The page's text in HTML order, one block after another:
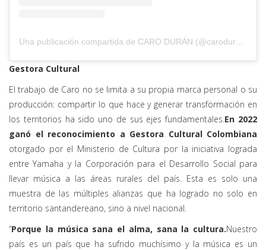
Gestora Cultural
El trabajo de Caro no se limita a su propia marca personal o su
producción: compartir lo que hace y generar transformación en
los territorios ha sido uno de sus ejes fundamentales.En 2022
ganó el reconocimiento a Gestora Cultural Colombiana
otorgado por el Ministerio de Cultura por la iniciativa lograda
entre Yamaha y la Corporación para el Desarrollo Social para
llevar música a las áreas rurales del país. Esta es solo una
muestra de las múltiples alianzas que ha logrado no solo en
territorio santandereano, sino a nivel nacional.
“Porque la música sana el alma, sana la cultura.Nuestro
país es un país que ha sufrido muchísimo y la música es un